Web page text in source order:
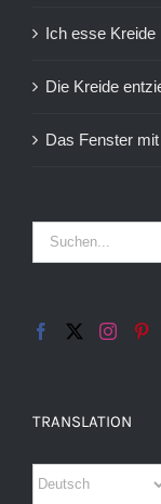
Ich esse Kreide
Die Kreide
Das Fenster
TRANSLATION